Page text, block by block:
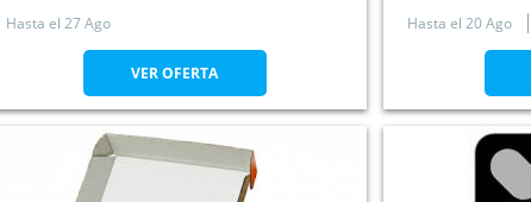
Hasta el 27 Ago
VER OFERTA
Hasta el 20 Ago